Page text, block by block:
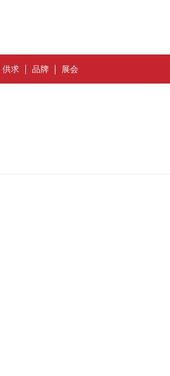
供求 品牌 展会